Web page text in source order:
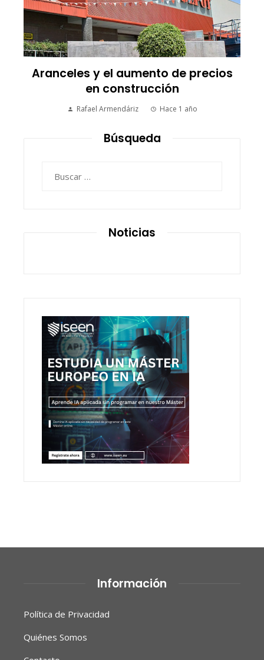
Aranceles y el aumento de precios
en construcción
Rafael Armendáriz Hace 1 año
Búsqueda
Noticias
Información
Política de Privacidad
Quiénes Somos